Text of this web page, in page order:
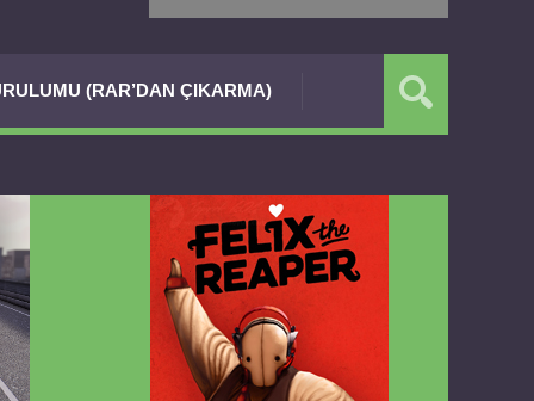
(RAR’DAN ÇIKARMA)